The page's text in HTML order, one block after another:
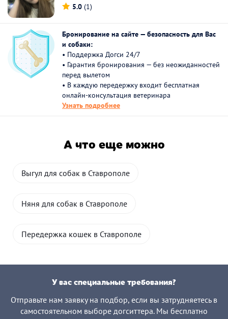
5.0 (1)
Бронирование на сайте — безопасность для Вас
и собаки:
• Поддержка Догси 24/7
• Гарантия бронирования — без неожиданностей
перед вылетом
• В каждую передержку входит бесплатная
онлайн-консультация ветеринара
Узнать подробнее
А что еще можно
Выгул для собак в Ставрополе
Няня для собак в Ставрополе
Передержка кошек в Ставрополе
У вас специальные требования?
Отправьте нам заявку на подбор, если вы затрудняетесь в
самостоятельном выборе догситтера. Мы бесплатно